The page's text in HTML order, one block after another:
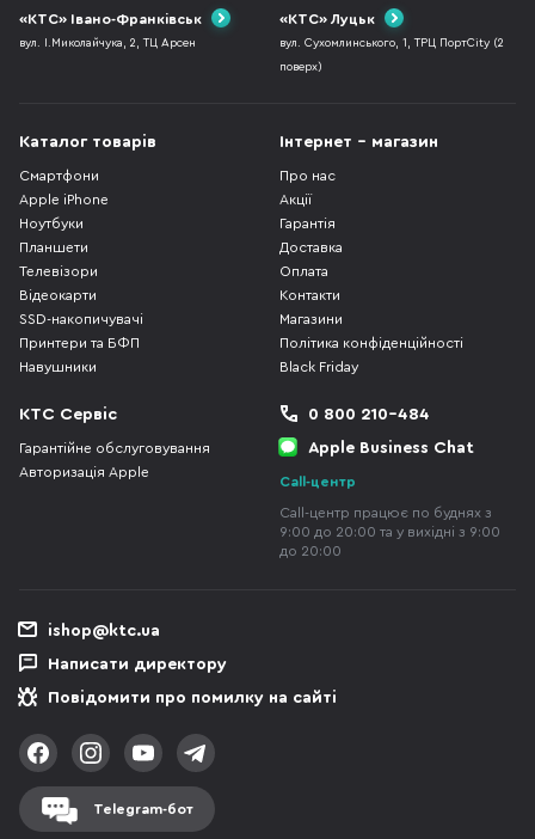
«КТС» Івано-Франківськ
вул. І.Миколайчука, 2, ТЦ Арсен
«КТС» Луцьк
вул. Сухомлинського, 1, ТРЦ ПортCity (2
поверх)
Каталог товарів
Смартфони
Apple iPhone
Ноутбуки
Планшети
Телевізори
Відеокарти
SSD-накопичувачі
Принтери та БФП
Навушники
Інтернет - магазин
Про нас
Акції
Гарантія
Доставка
Оплата
Контакти
Магазини
Політика конфіденційності
Black Friday
КТС Сервіс
Гарантійне обслуговування
Авторизація Apple
0 800 210-484
Apple Business Chat
Call-центр
Call-центр працює по буднях з
9:00 до 20:00 та у вихідні з 9:00
до 20:00
ishop@ktc.ua
Написати директору
Повідомити про помилку на сайті
Telegram-бот